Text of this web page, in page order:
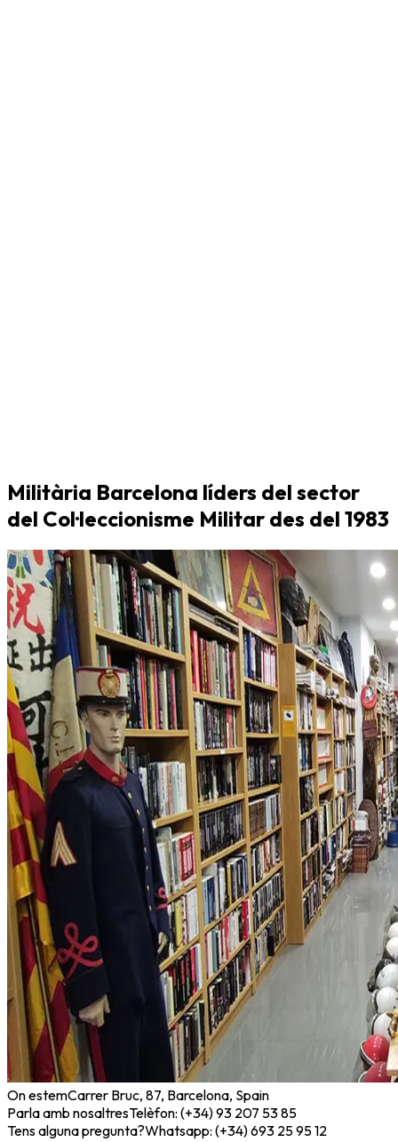
Militària Barcelona líders del sector
del Col·leccionisme Militar des del 1983
On estemCarrer Bruc, 87, Barcelona, Spain
Parla amb nosaltresTelèfon: (+34) 93 207 53 85
Tens alguna pregunta?Whatsapp: (+34) 693 25 95 12